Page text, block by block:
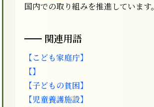
国内での取り組みを推進しています。
関連用語
【こども家庭庁】
【】
【子どもの貧困】
【児童養護施設】